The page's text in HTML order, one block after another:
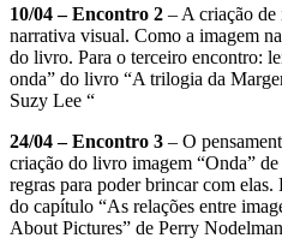
10/04 – Encontro 2 – A criação
narrativa visual. Como a imagem
do livro. Para o terceiro encontro:
onda” do livro “A trilogia da
Suzy Lee “
24/04 – Encontro 3 – O
criação do livro imagem “Onda”
regras para poder brincar com
do capítulo “As relações entre
About Pictures” de Perry Nodelman